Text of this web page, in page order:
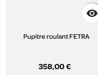

Pupitre roulant FETRA
358,00 €